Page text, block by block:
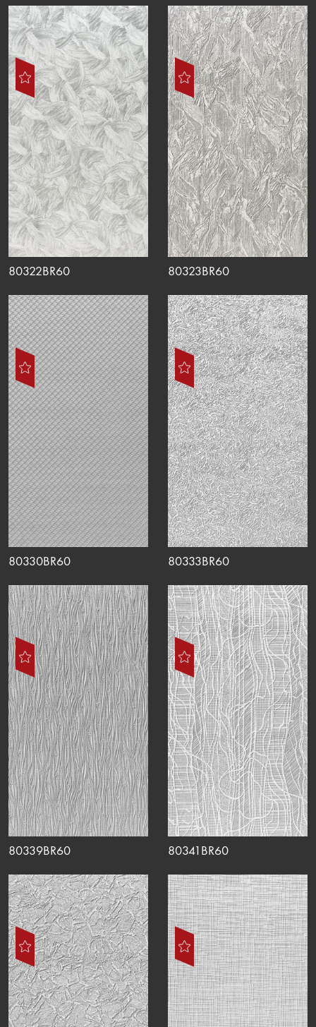
80322BR60 80323BR60
80330BR60 80333BR60
80339BR60 80341BR60